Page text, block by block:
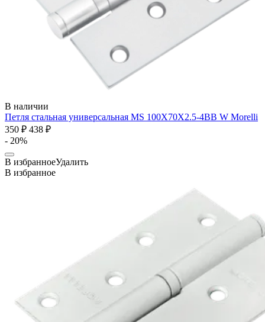
В наличии
Петля стальная универсальная MS 100X70X2.5-4BB W Morelli
350 ₽ 438 ₽
- 20%
В избранноеУдалить
В избранное